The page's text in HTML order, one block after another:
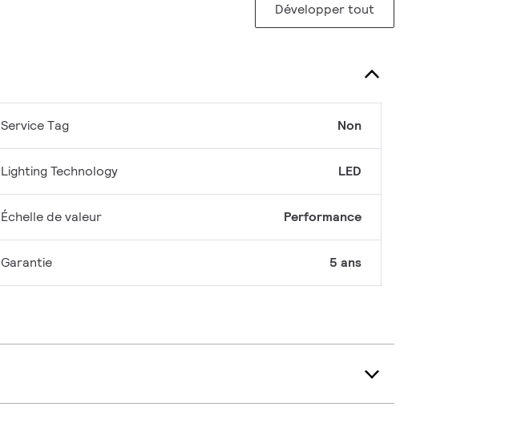
Développer tout
Service Tag Non
Lighting Technology LED
Échelle de valeur Performance
Garantie 5 ans